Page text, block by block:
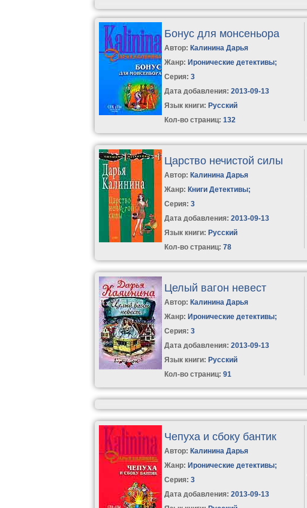
Бонус для монсеньора
Автор: Калинина Дарья
Жанр: Иронические детективы;
Серия:3
Дата добавления: 2013-09-13
Язык книги: Русский
Кол-во страниц: 132
Царство нечистой силы
Автор: Калинина Дарья
Жанр: Книги Детективы;
Серия:3
Дата добавления: 2013-09-13
Язык книги: Русский
Кол-во страниц: 78
Целый вагон невест
Автор: Калинина Дарья
Жанр: Иронические детективы;
Серия:3
Дата добавления: 2013-09-13
Язык книги: Русский
Кол-во страниц: 91
Чепуха и сбоку бантик
Автор: Калинина Дарья
Жанр: Иронические детективы;
Серия:3
Дата добавления: 2013-09-13